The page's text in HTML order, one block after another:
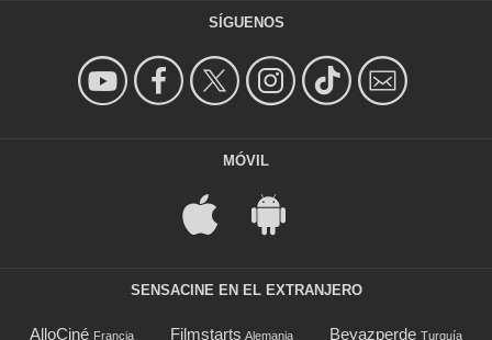
SÍGUENOS
MÓVIL
SENSACINE EN EL EXTRANJERO
AlloCiné Francia Filmstarts Alemania Beyazperde Turquía